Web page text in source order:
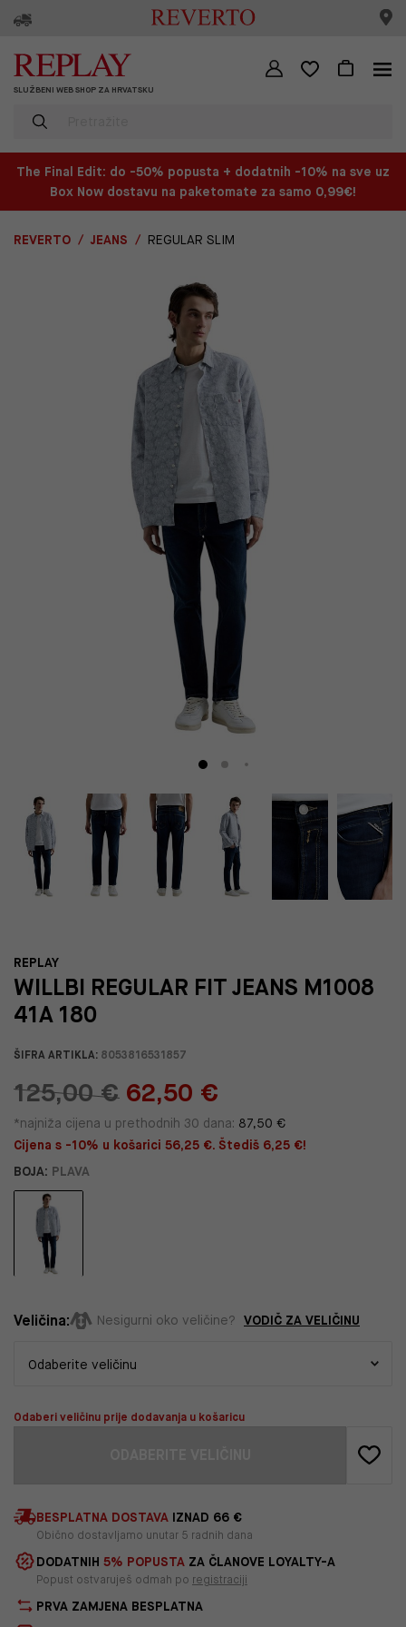
SLUŽBENI WEB SHOP ZA HRVATSKU
The Final Edit: do -50% popusta + dodatnih -10% na sve uz
Box Now dostavu na paketomate za samo 0,99€!
REVERTO JEANS REGULAR SLIM
REPLAY
WILLBI REGULAR FIT JEANS M1008
41A 180
ŠIFRA ARTIKLA: 8053816531857
125,00 € 62,50 €
*najniža cijena u prethodnih 30 dana: 87,50 €
Cijena s -10% u košarici 56,25 €. Štediš 6,25 €!
BOJA: PLAVA
Veličina: Nesigurni oko veličine? VODIČ ZA VELIČINU
Odaberi veličinu prije dodavanja u košaricu
BESPLATNA DOSTAVA IZNAD 66 €
Obično dostavljamo unutar 5 radnih dana
DODATNIH 5% POPUSTA ZA ČLANOVE LOYALTY-A
Popust ostvaruješ odmah po registraciji
PRVA ZAMJENA BESPLATNA